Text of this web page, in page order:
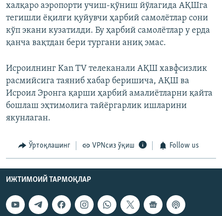
халқаро аэропорти учиш‑қўниш йўлагида АҚШга
тегишли ёқилғи қуйувчи ҳарбий самолётлар сони
кўп экани кузатилди. Бу ҳарбий самолётлар у ерда
қанча вақтдан бери тургани аниқ эмас.
Исроилнинг Kan TV телеканали АҚШ хавфсизлик
расмийсига таяниб хабар беришича, АҚШ ва
Исроил Эронга қарши ҳарбий амалиётларни қайта
бошлаш эҳтимолига тайёргарлик ишларини
якунлаган.
Ўртоқлашинг VPNсиз ўқиш Follow us
ИЖТИМОИЙ ТАРМОҚЛАР